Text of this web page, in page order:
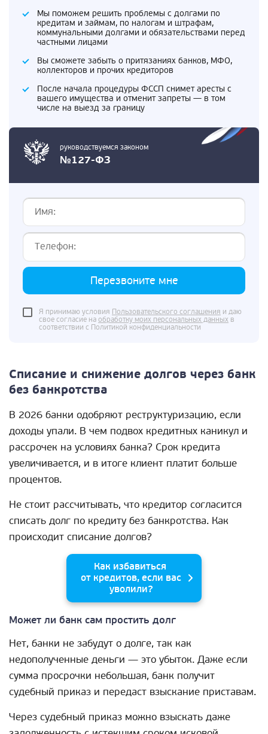
руководствуемся законом
№127-ФЗ
Мы поможем решить проблемы с долгами по
кредитам и займам, по налогам и штрафам,
коммунальными долгами и обязательствами перед
частными лицами
Вы сможете забыть о притязаниях банков, МФО,
коллекторов и прочих кредиторов
После начала процедуры ФССП снимет аресты с
вашего имущества и отменит запреты — в том
числе на выезд за границу
Перезвоните мне
Я принимаю условия Пользовательского соглашения и даю
свое согласие на обработку моих персональных данных в
соответствии с Политикой конфиденциальности
Списание и снижение долгов через банк
без банкротства
В 2026 банки одобряют реструктуризацию, если
доходы упали. В чем подвох кредитных каникул и
рассрочек на условиях банка? Срок кредита
увеличивается, и в итоге клиент платит больше
процентов.
Не стоит рассчитывать, что кредитор согласится
списать долг по кредиту без банкротства. Как
происходит списание долгов?
Как избавиться
от кредитов, если вас
уволили?
Может ли банк сам простить долг
Нет, банки не забудут о долге, так как
недополученные деньги — это убыток. Даже если
сумма просрочки небольшая, банк получит
судебный приказ и передаст взыскание приставам.
Через судебный приказ можно взыскать даже